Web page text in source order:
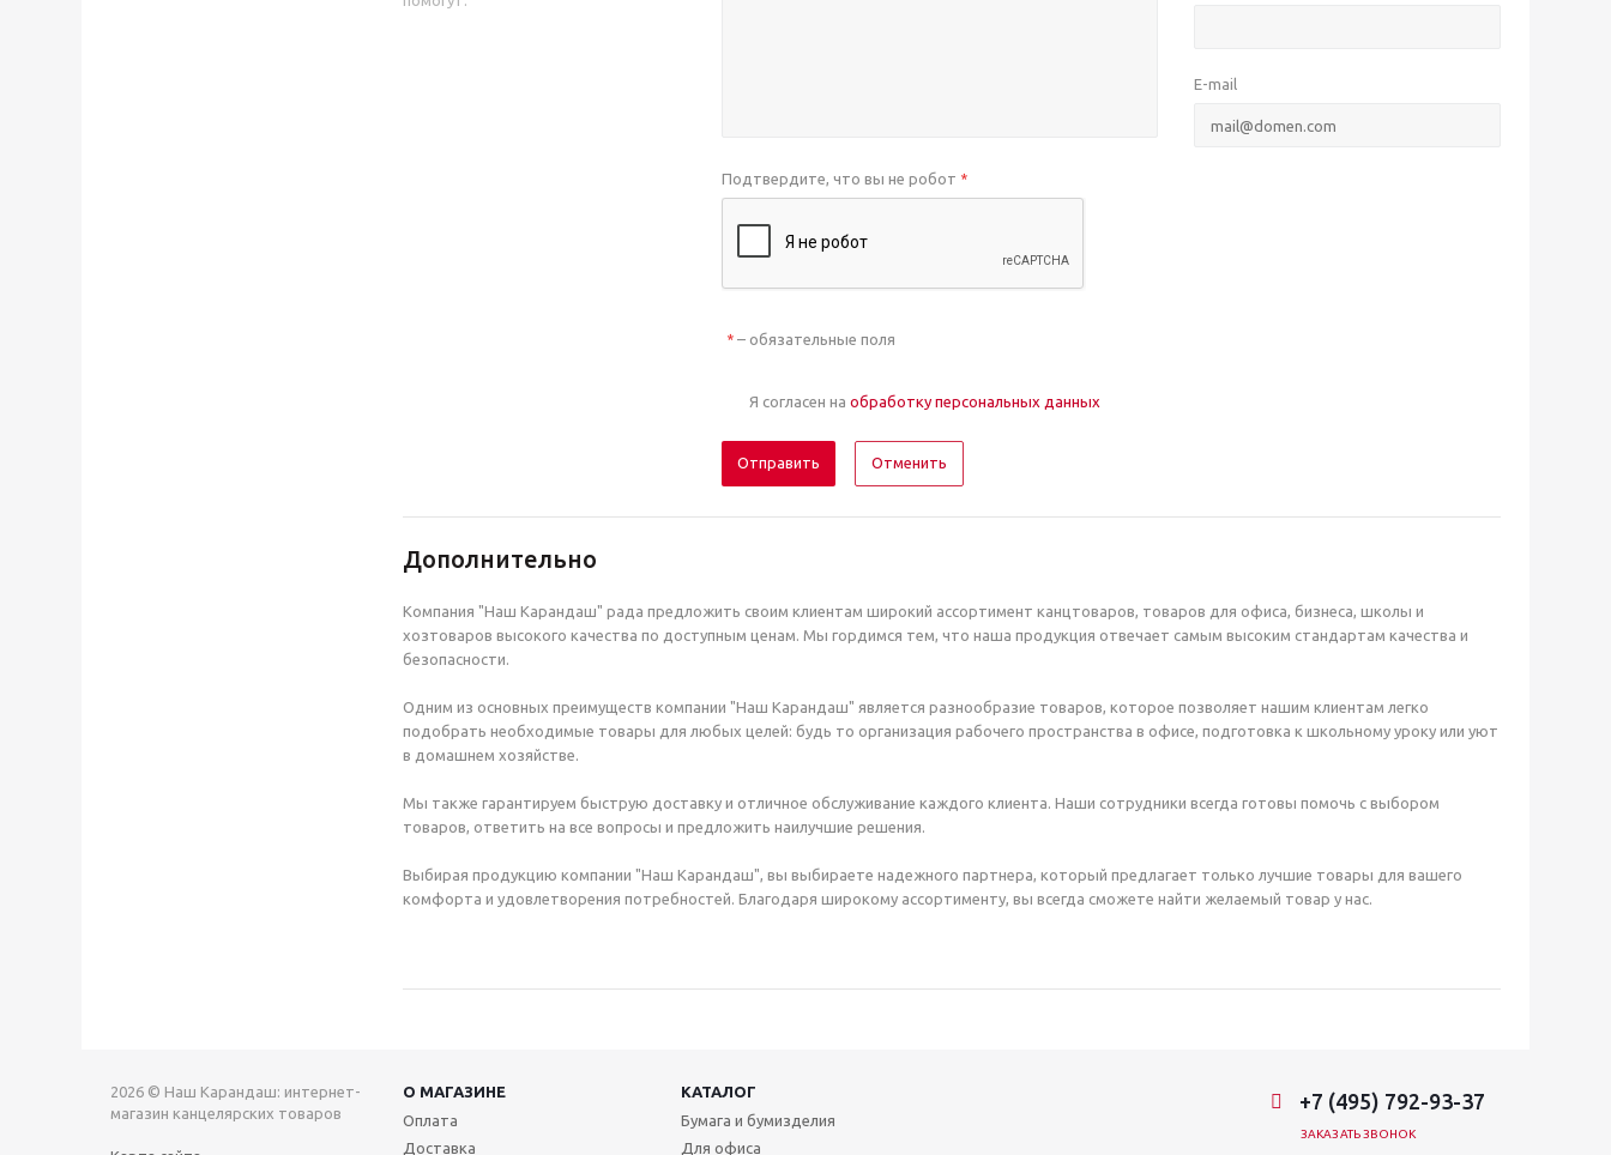
E-mail
Подтвердите, что вы не робот *
*– обязательные поля
Я согласен на обработку персональных данных
Отменить
Дополнительно
Компания "Наш Карандаш" рада предложить своим клиентам широкий ассортимент канцтоваров, товаров для офиса, бизнеса, школы и
хозтоваров высокого качества по доступным ценам. Мы гордимся тем, что наша продукция отвечает самым высоким стандартам качества и
безопасности.
Одним из основных преимуществ компании "Наш Карандаш" является разнообразие товаров, которое позволяет нашим клиентам легко
подобрать необходимые товары для любых целей: будь то организация рабочего пространства в офисе, подготовка к школьному уроку или уют
в домашнем хозяйстве.
Мы также гарантируем быструю доставку и отличное обслуживание каждого клиента. Наши сотрудники всегда готовы помочь с выбором
товаров, ответить на все вопросы и предложить наилучшие решения.
Выбирая продукцию компании "Наш Карандаш", вы выбираете надежного партнера, который предлагает только лучшие товары для вашего
комфорта и удовлетворения потребностей. Благодаря широкому ассортименту, вы всегда сможете найти желаемый товар у нас.
2026 © Наш Карандаш: интернет-
магазин канцелярских товаров
О МАГАЗИНЕ
КАТАЛОГ
Оплата
Доставка
Бумага и бумизделия
Для офиса
+7 (495) 792-93-37
ЗАКАЗАТЬ ЗВОНОК